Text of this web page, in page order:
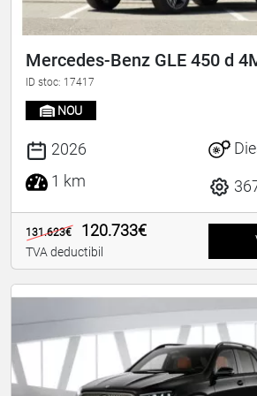
Mercedes-Benz GLE 450 d
ID stoc: 17417
NOU
2026
1 km
131.623€ 120.733€
TVA deductibil